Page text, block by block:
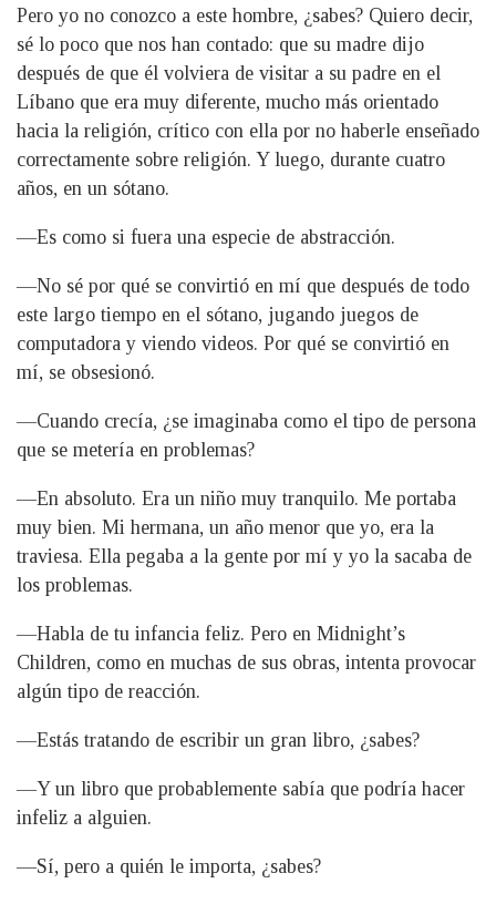
Pero yo no conozco a este hombre, ¿sabes? Quiero decir,
sé lo poco que nos han contado: que su madre dijo
después de que él volviera de visitar a su padre en el
Líbano que era muy diferente, mucho más orientado
hacia la religión, crítico con ella por no haberle enseñado
correctamente sobre religión. Y luego, durante cuatro
años, en un sótano.
—Es como si fuera una especie de abstracción.
—No sé por qué se convirtió en mí que después de todo
este largo tiempo en el sótano, jugando juegos de
computadora y viendo videos. Por qué se convirtió en
mí, se obsesionó.
—Cuando crecía, ¿se imaginaba como el tipo de persona
que se metería en problemas?
—En absoluto. Era un niño muy tranquilo. Me portaba
muy bien. Mi hermana, un año menor que yo, era la
traviesa. Ella pegaba a la gente por mí y yo la sacaba de
los problemas.
—Habla de tu infancia feliz. Pero en Midnight’s
Children, como en muchas de sus obras, intenta provocar
algún tipo de reacción.
—Estás tratando de escribir un gran libro, ¿sabes?
—Y un libro que probablemente sabía que podría hacer
infeliz a alguien.
—Sí, pero a quién le importa, ¿sabes?